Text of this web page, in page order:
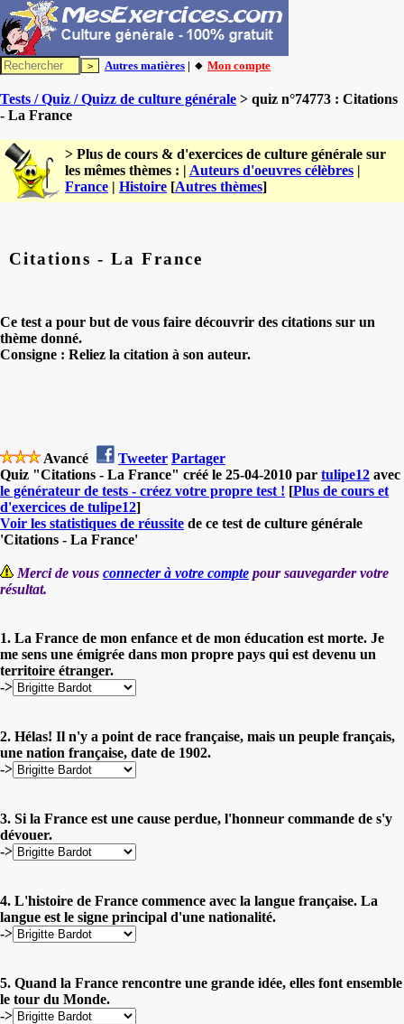
Autres matières | 🔸 Mon compte
Tests / Quiz / Quizz de culture générale > quiz n°74773 : Citations
- La France
> Plus de cours & d'exercices de culture générale sur
les mêmes thèmes : | Auteurs d'oeuvres célèbres |
France | Histoire [Autres thèmes]
Citations - La France
Ce test a pour but de vous faire découvrir des citations sur un
thème donné.
Consigne : Reliez la citation à son auteur.
Avancé Tweeter Partager
Quiz "Citations - La France" créé le 25-04-2010 par tulipe12 avec
le générateur de tests - créez votre propre test ! [Plus de cours et
d'exercices de tulipe12]
Voir les statistiques de réussite de ce test de culture générale
'Citations - La France'
Merci de vous connecter à votre compte pour sauvegarder votre
résultat.
1. La France de mon enfance et de mon éducation est morte. Je
me sens une émigrée dans mon propre pays qui est devenu un
territoire étranger.
->
2. Hélas! Il n'y a point de race française, mais un peuple français,
une nation française, date de 1902.
->
3. Si la France est une cause perdue, l'honneur commande de s'y
dévouer.
->
4. L'histoire de France commence avec la langue française. La
langue est le signe principal d'une nationalité.
->
5. Quand la France rencontre une grande idée, elles font ensemble
le tour du Monde.
->